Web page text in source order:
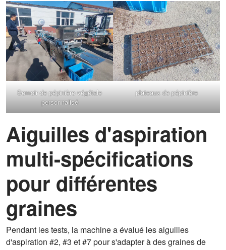
Semoir de pépinière végétale
personnalisé
plateaux de pépinière
Aiguilles d'aspiration
multi-spécifications
pour différentes
graines
Pendant les tests, la machine a évalué les aiguilles
d'aspiration #2, #3 et #7 pour s'adapter à des graines de